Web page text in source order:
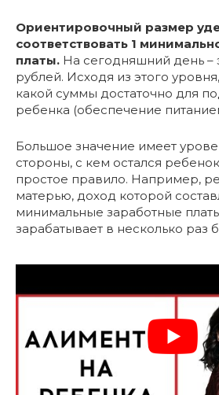
Ориентировочный размер
соответствовать 1
платы. На сегодняшний день –
рублей. Исходя из этого
какой суммы достаточно для
ребенка (обеспечение
Большое значение имеет
стороны, с кем остался
простое правило. Например,
матерью, доход которой
минимальные заработные
зарабатывает в несколько раз